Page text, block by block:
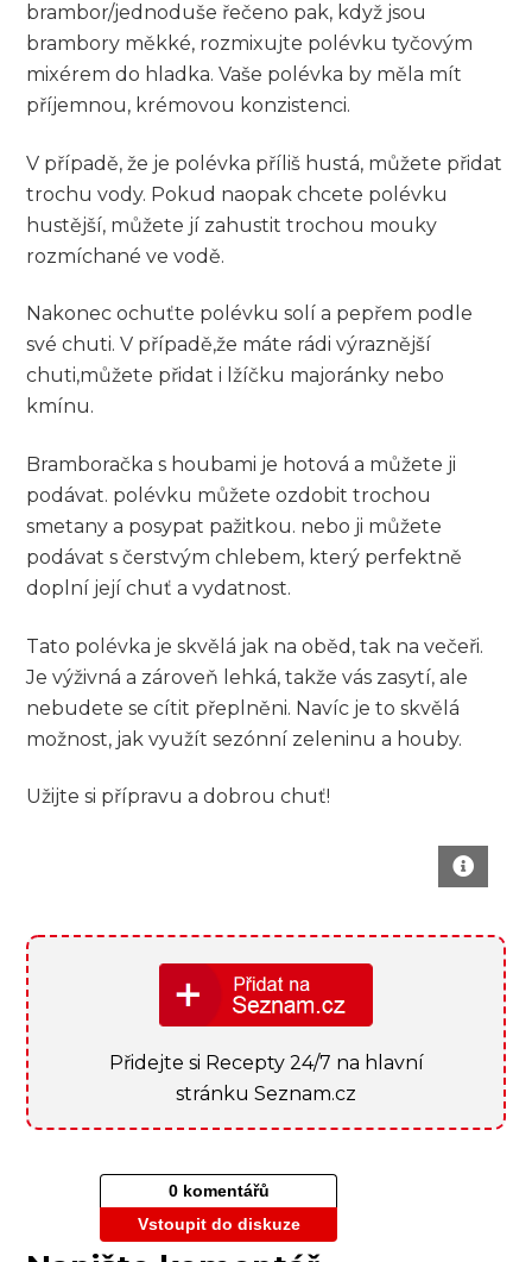
‍brambor/jednoduše řečeno ‌pak, ⁢když jsou
brambory měkké,⁣ rozmixujte polévku tyčovým
‍mixérem do hladka. Vaše​ polévka by měla ⁤mít
příjemnou, krémovou konzistenci.
V případě, že je polévka příliš hustá, můžete přidat
trochu vody. Pokud​ naopak chcete polévku
hustější,‍ můžete jí zahustit ‌trochou mouky
rozmíchané ve ⁣vodě.
Nakonec ochuťte polévku solí a pepřem podle
své ‌chuti. ⁣V případě,že máte ‌rádi výraznější
chuti,můžete přidat ​i lžíčku majoránky nebo
kmínu.
Bramboračka s houbami​ je ⁣hotová a můžete ji
podávat.⁤ polévku můžete ozdobit trochou
smetany a posypat ‍pažitkou. nebo ⁤ji můžete
podávat s čerstvým chlebem,⁢ který⁣ perfektně​
doplní její chuť⁤ a vydatnost.
Tato⁤ polévka je⁣ skvělá jak na oběd, tak ⁣na večeři.
Je výživná a zároveň lehká,‌ takže vás⁤ zasytí, ale
nebudete se‌ cítit‍ přeplněni. Navíc je ⁢to skvělá
⁤možnost, ‍jak ⁤využít sezónní zeleninu a houby.
Užijte si ‌přípravu a dobrou ‍chuť!
Přidejte si Recepty 24/7 na hlavní
stránku Seznam.cz
0 komentářů
Vstoupit do diskuze